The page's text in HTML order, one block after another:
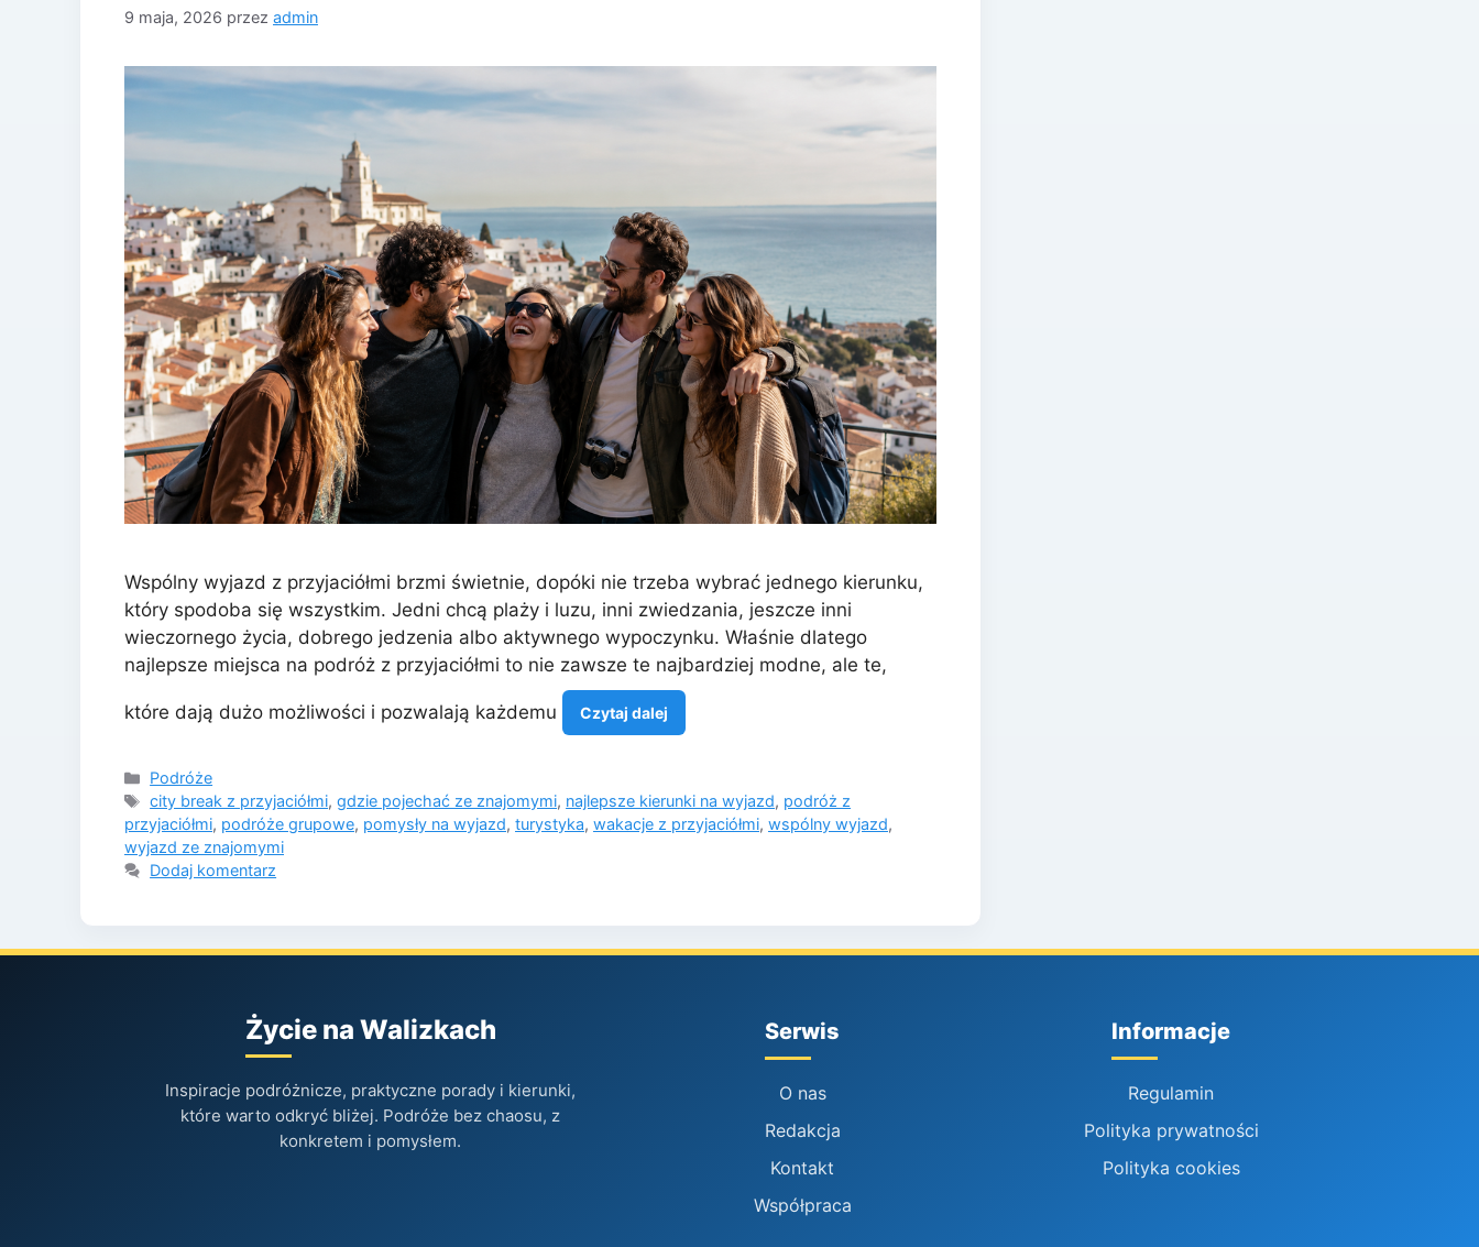
9 maja, 2026 przez admin
Wspólny wyjazd z przyjaciółmi brzmi świetnie, dopóki nie trzeba wybrać jednego kierunku,
który spodoba się wszystkim. Jedni chcą plaży i luzu, inni zwiedzania, jeszcze inni
wieczornego życia, dobrego jedzenia albo aktywnego wypoczynku. Właśnie dlatego
najlepsze miejsca na podróż z przyjaciółmi to nie zawsze te najbardziej modne, ale te,
które dają dużo możliwości i pozwalają każdemu Czytaj dalej
Kategorie
Podróże
Tagi
city break z przyjaciółmi,gdzie pojechać ze znajomymi, najlepsze kierunki na wyjazd, podróż z
przyjaciółmi, podróże grupowe, pomysły na wyjazd, turystyka, wakacje z przyjaciółmi, wspólny wyjazd,
wyjazd ze znajomymi
Dodaj komentarz
Życie na Walizkach
Inspiracje podróżnicze, praktyczne porady i kierunki,
które warto odkryć bliżej. Podróże bez chaosu, z
konkretem i pomysłem.
Serwis
O nas
Redakcja
Kontakt
Współpraca
Informacje
Regulamin
Polityka prywatności
Polityka cookies